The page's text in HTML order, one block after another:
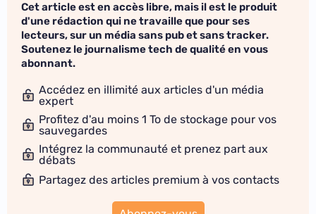
Cet article est en accès libre, mais il est le produit
d'une rédaction qui ne travaille que pour ses
lecteurs, sur un média sans pub et sans tracker.
Soutenez le journalisme tech de qualité en vous
abonnant.
Accédez en illimité aux articles d'un média
expert
Profitez d'au moins 1 To de stockage pour vos
sauvegardes
Intégrez la communauté et prenez part aux
débats
Partagez des articles premium à vos contacts